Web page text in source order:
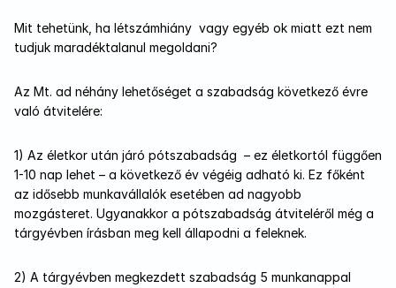
Mit tehetünk, ha létszámhiány  vagy egyéb ok miatt ezt nem
tudjuk maradéktalanul megoldani?
Az Mt. ad néhány lehetőséget a szabadság következő évre
való átvitelére:
1) Az életkor után járó pótszabadság  – ez életkortól függően
1-10 nap lehet – a következő év végéig adható ki. Ez főként
az idősebb munkavállalók esetében ad nagyobb
mozgásteret. Ugyanakkor a pótszabadság átviteléről még a
tárgyévben írásban meg kell állapodni a feleknek.
2) A tárgyévben megkezdett szabadság 5 munkanappal